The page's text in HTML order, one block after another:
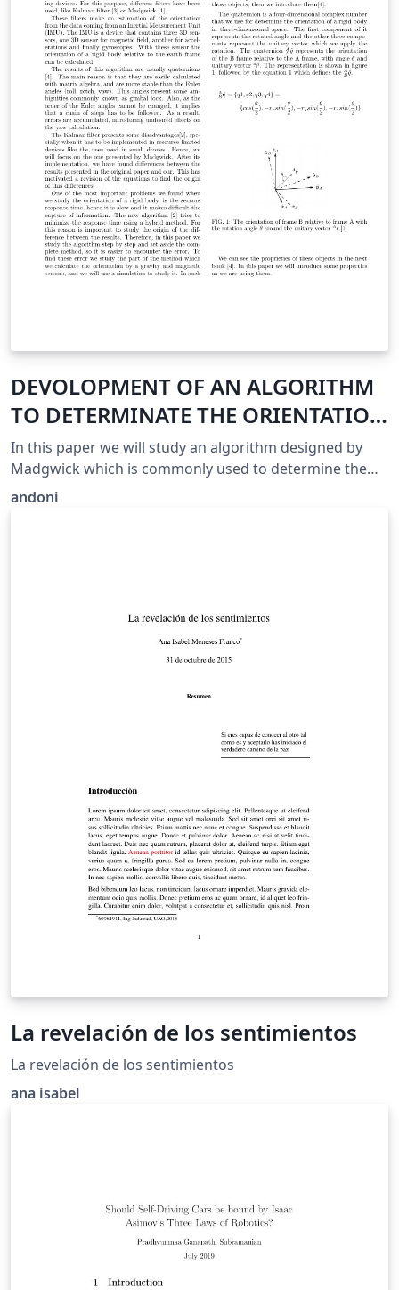
DEVOLOPMENT OF AN ALGORITHM
TO DETERMINATE THE ORIENTATION
USING AN IMU
In this paper we will study an algorithm designed by
Madgwick which is commonly used to determine the
orientation of a quadcopter. The algorithm uses a
thorough study has been made, finding a
miscalculation in the equations. The results show a
relative average error in the orientation of 1,44 ppm.
andoni
La revelación de los sentimientos
La revelación de los sentimientos
ana isabel